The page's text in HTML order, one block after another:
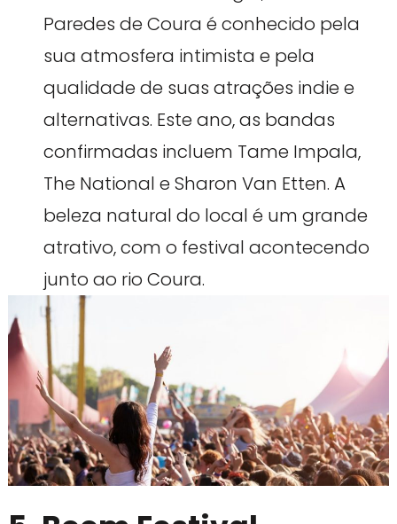
Paredes de Coura é conhecido pela
sua atmosfera intimista e pela
qualidade de suas atrações indie e
alternativas. Este ano, as bandas
confirmadas incluem Tame Impala,
The National e Sharon Van Etten. A
beleza natural do local é um grande
atrativo, com o festival acontecendo
junto ao rio Coura.